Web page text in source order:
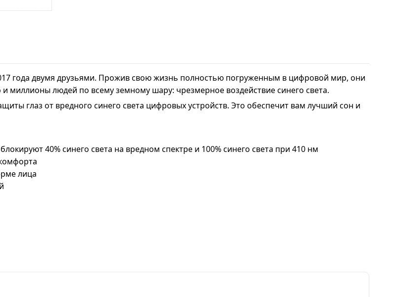
года двумя друзьями. Прожив свою жизнь полностью погруженным в цифровой мир, они
миллионы людей по всему земному шару: чрезмерное воздействие синего света.
глаз от вредного синего света цифровых устройств. Это обеспечит вам лучший сон и
40% синего света на вредном спектре и 100% синего света при 410 нм
лица